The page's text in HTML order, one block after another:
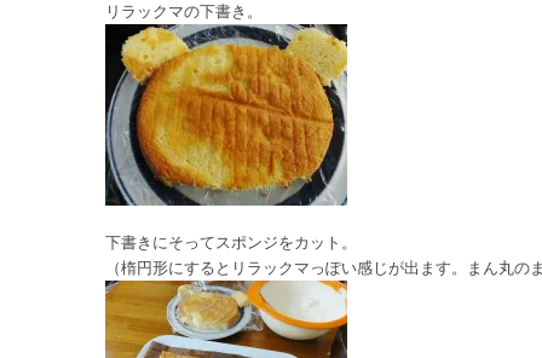
リラックマの下書き。
下書きにそってスポンジをカット。
（楕円形にするとリラックマっぽい感じが出ます。まん丸の